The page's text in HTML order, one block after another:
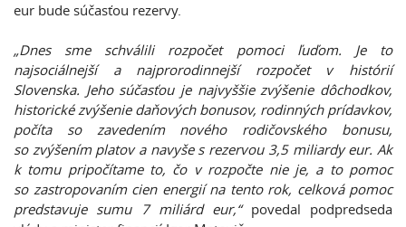
eur bude súčasťou rezervy.
„Dnes sme schválili rozpočet pomoci ľuďom. Je to
najsociálnejší a najprorodinnejší rozpočet v histórií
Slovenska. Jeho súčasťou je najvyššie zvýšenie dôchodkov,
historické zvýšenie daňových bonusov, rodinných prídavkov,
počíta so zavedením nového rodičovského bonusu,
so zvýšením platov a navyše s rezervou 3,5 miliardy eur. Ak
k tomu pripočítame to, čo v rozpočte nie je, a to pomoc
so zastropovaním cien energií na tento rok, celková pomoc
predstavuje sumu 7 miliárd eur,“ povedal podpredseda